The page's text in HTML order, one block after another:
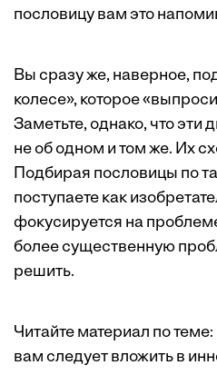
пословицу вам это
Вы сразу же, наверное,
колесе», которое
Заметьте, однако, что эти
не об одном и том же. Их
Подбирая пословицы по
поступаете как
фокусируется на
более существенную
решить.
Читайте материал по теме:
вам следует вложить в